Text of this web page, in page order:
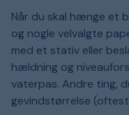
Når du skal hænge et
og nogle velvalgte
med et stativ eller
hældning og
vaterpas. Andre ting,
gevindstørrelse